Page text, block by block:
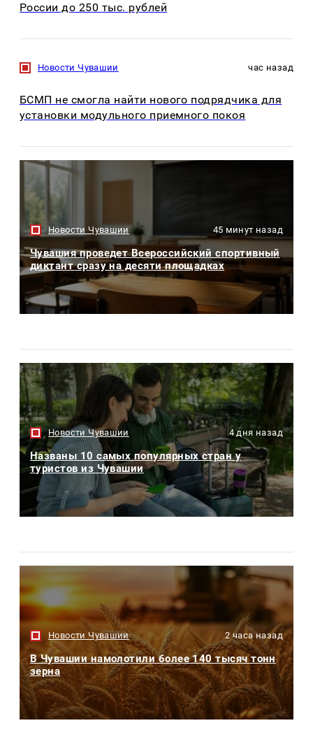
России до 250 тыс. рублей
Новости Чувашии час назад
БСМП не смогла найти нового подрядчика для
установки модульного приемного покоя
Новости Чувашии 45 минут назад
Чувашия проведет Всероссийский спортивный
диктант сразу на десяти площадках
Новости Чувашии 4 дня назад
Названы 10 самых популярных стран у
туристов из Чувашии
Новости Чувашии 2 часа назад
В Чувашии намолотили более 140 тысяч тонн
зерна